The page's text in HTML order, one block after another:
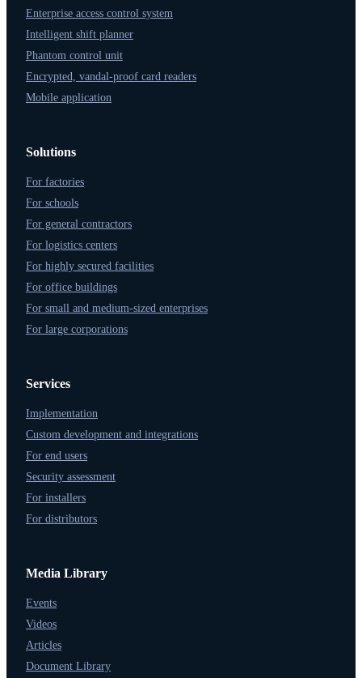
Enterprise access control system
Intelligent shift planner
Phantom control unit
Encrypted, vandal-proof card readers
Mobile application
Solutions
For factories
For schools
For general contractors
For logistics centers
For highly secured facilities
For office buildings
For small and medium-sized enterprises
For large corporations
Services
Implementation
Custom development and integrations
For end users
Security assessment
For installers
For distributors
Media Library
Events
Videos
Articles
Document Library